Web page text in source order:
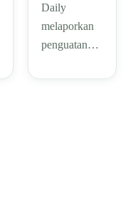
Daily
melaporkan
penguatan…